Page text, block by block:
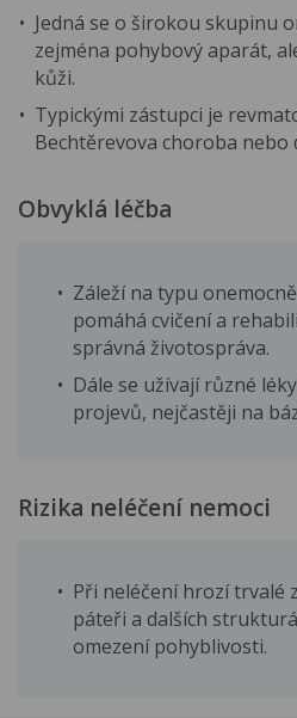
Jedná se o širokou skupinu
zejména pohybový aparát,
kůži.
Typickými zástupci je
Bechtěrevova choroba nebo
Obvyklá léčba
Záleží na typu
pomáhá cvičení a
správná životospráva.
Dále se užívají různé
projevů, nejčastěji na
Rizika neléčení nemoci
Při neléčení hrozí trvalé
páteři a dalších
omezení pohyblivosti.